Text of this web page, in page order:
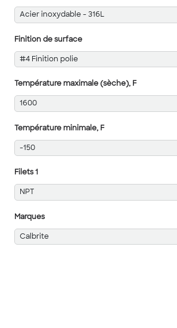
Acier inoxydable - 316L
Finition de surface
#4 Finition polie
Température maximale (sèche), F
1600
Température minimale, F
-150
Filets 1
NPT
Marques
Calbrite